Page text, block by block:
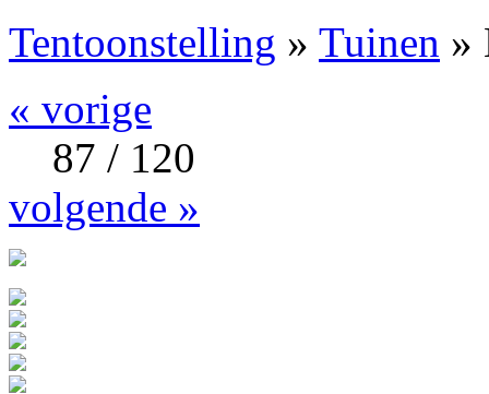
Tentoonstelling » Tuinen »
« vorige
87 / 120
volgende »